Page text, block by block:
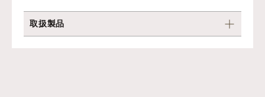
取扱製品